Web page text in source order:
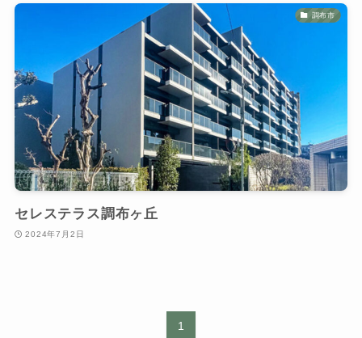
調布市
セレステラス調布ヶ丘
2024年7月2日
1